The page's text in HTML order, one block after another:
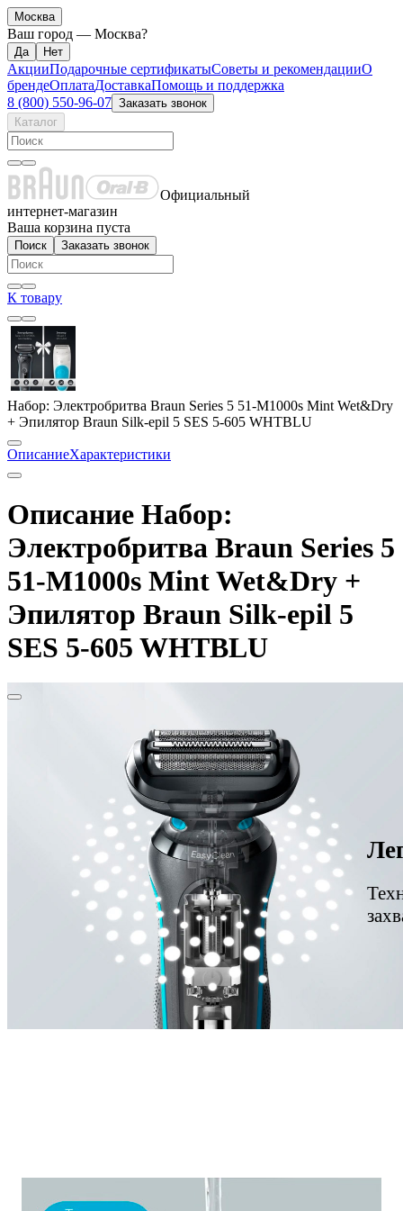
Москва
Ваш город — Москва?
АкцииПодарочные сертификатыСоветы и рекомендацииО
брендеОплатаДоставкаПомощь и поддержка
8 (800) 550-96-07 Заказать звонок
Каталог
Официальный
интернет-магазин
Ваша корзина пуста
Поиск Заказать звонок
К товару
Набор: Электробритва Braun Series 5 51-M1000s Mint Wet&Dry
+ Эпилятор Braun Silk-epil 5 SES 5-605 WHTBLU
ОписаниеХарактеристики
Описание Набор:
Электробритва Braun Series 5
51-M1000s Mint Wet&Dry +
Эпилятор Braun Silk-epil 5
SES 5-605 WHTBLU